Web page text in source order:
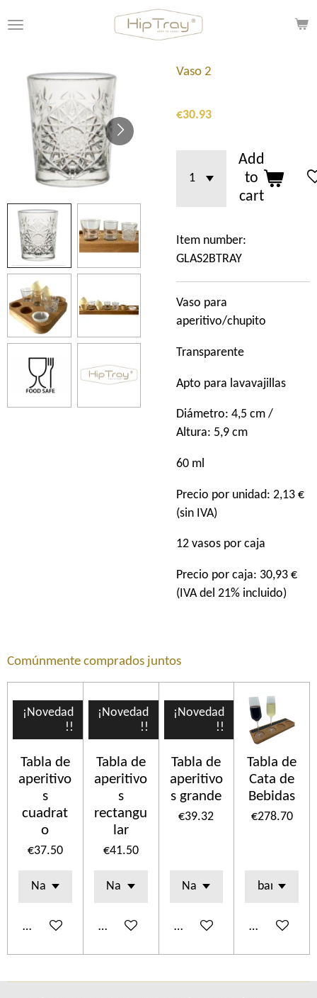
to
content
Vaso 2
€30.93
Add
to
cart
Item number:
GLAS2BTRAY
Vaso para
aperitivo/chupito
Transparente
Apto para lavavajillas
Diámetro: 4,5 cm /
Altura: 5,9 cm
60 ml
Precio por unidad: 2,13 €
(sin IVA)
12 vasos por caja
Precio por caja: 30,93 €
(IVA del 21% incluido)
Comúnmente comprados juntos
¡Novedad
!!
Tabla de
aperitivo
s
cuadrat
o
€37.50
Add to cart
¡Novedad
!!
Tabla de
aperitivo
s
rectangu
lar
€41.50
Add to cart
¡Novedad
!!
Tabla de
aperitivo
s grande
€39.32
Add to cart
Tabla de
Cata de
Bebidas
€278.70
Add to cart